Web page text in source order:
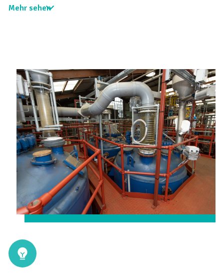
Mehr sehen